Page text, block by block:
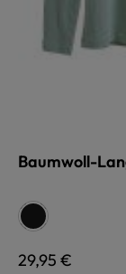
Baumwoll-
Farbeschwarz
Regulärer Preis:
29,95 €